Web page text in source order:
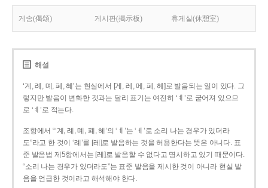
게송(偈頌) 게시판(揭示板) 휴게실(休憩室)
해설
‘계, 례, 몌, 폐, 혜’는 현실에서 [게, 레, 메, 페, 헤]로 발음되는 일이 있다. 그
렇지만 발음이 변화한 것과는 달리 표기는 여전히 ‘ㅖ’로 굳어져 있으므
로 ‘ㅖ’로 적는다.
조항에서 “‘계, 례, 몌, 폐, 혜’의 ‘ㅖ’는 ‘ㅔ’로 소리 나는 경우가 있더라
도”라고 한 것이 ‘례’를 [레]로 발음하는 것을 허용한다는 뜻은 아니다. 표
준 발음법 제5항에서는 [레]로 발음할 수 없다고 명시하고 있기 때문이다.
“소리 나는 경우가 있더라도”는 표준 발음을 제시한 것이 아니라 현실 발
음을 언급한 것이라고 해석해야 한다.